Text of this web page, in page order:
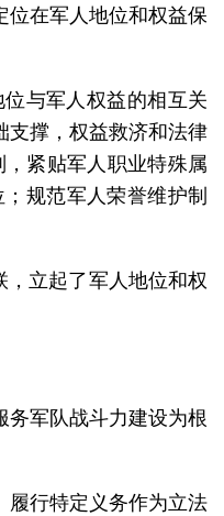
在军人地位和权益保
与军人权益的相互关
支撑，权益救济和法律
紧贴军人职业特殊属
规范军人荣誉维护制
立起了军人地位和权
军队战斗力建设为根
履行特定义务作为立法